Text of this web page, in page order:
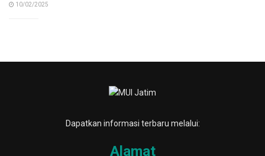
10/02/2025
Dapatkan informasi terbaru melalui:
Alamat